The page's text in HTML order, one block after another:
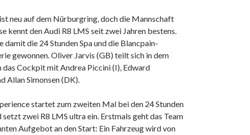
neu auf dem Nürburgring, doch die Mannschaft
kennt den Audi R8 LMS seit zwei Jahren bestens.
damit die 24 Stunden Spa und die Blancpain-
gewonnen. Oliver Jarvis (GB) teilt sich in dem
das Cockpit mit Andrea Piccini (I), Edward
Allan Simonsen (DK).
startet zum zweiten Mal bei den 24 Stunden
zwei R8 LMS ultra ein. Erstmals geht das Team
Aufgebot an den Start: Ein Fahrzeug wird von